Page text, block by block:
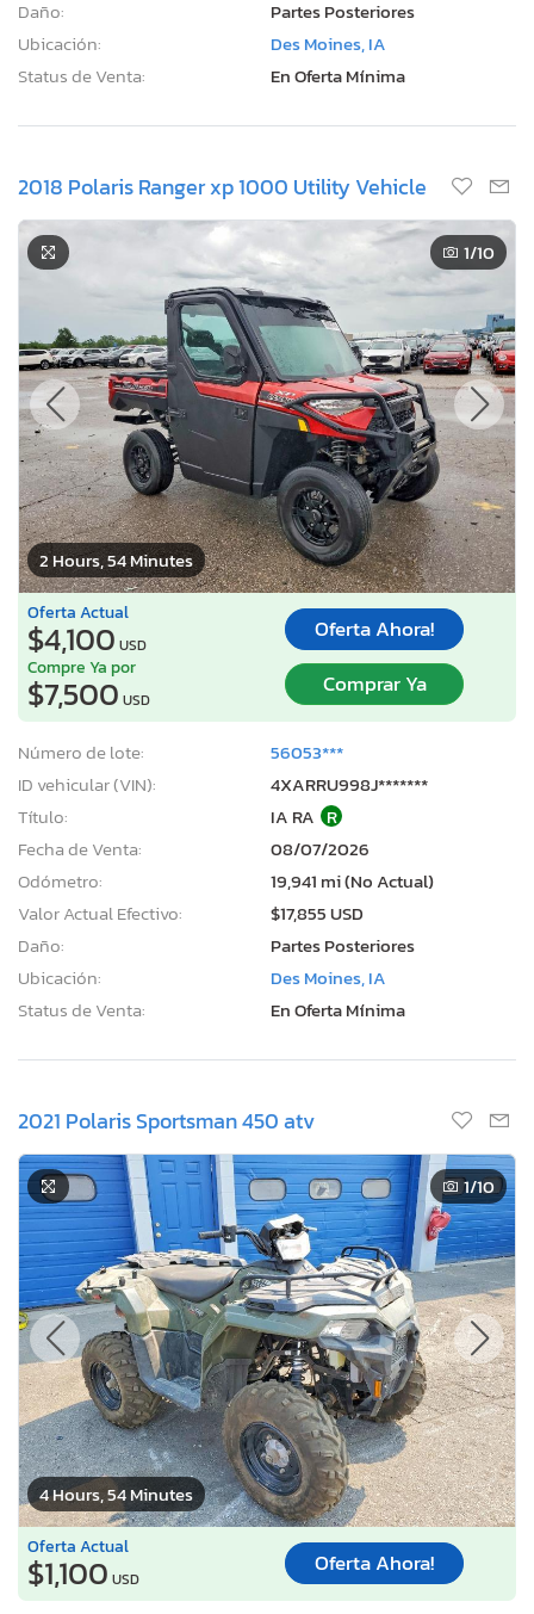
Daño:
Partes Posteriores
Ubicación:
Des Moines, IA
Status de Venta:
En Oferta Mínima
2018 Polaris Ranger xp 1000 Utility Vehicle
2 Hours, 54 Minutes
1/10
Oferta Actual
$4,100 USD
Oferta Ahora!
Compre Ya por
$7,500 USD
Comprar Ya
Número de lote:
56053***
ID vehicular (VIN):
4XARRU998J*******
Título:
IA RA R
Fecha de Venta:
08/07/2026
Odómetro:
19,941 mi (No Actual)
Valor Actual Efectivo:
$17,855 USD
Daño:
Partes Posteriores
Ubicación:
Des Moines, IA
Status de Venta:
En Oferta Mínima
2021 Polaris Sportsman 450 atv
4 Hours, 54 Minutes
1/10
Oferta Actual
$1,100 USD
Oferta Ahora!